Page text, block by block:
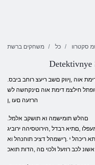
משחקים ברשת כל סקטרוו
חילצמ דימת אוה םינקחשה לש
הרזעה םעו ,ן
,םתיא רבדל ,הירוטסיהה ירוביג
ריכהל י .ךישמהל דציכ תוחנהל וא
אשונ לכב רוזעל ולכוי םה ,הדות תואכ